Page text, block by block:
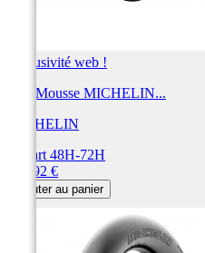
Exclusivité web !
BIB Mousse MICHELIN...
MICHELIN
Départ 48H-72H
145,92 €
Ajouter au panier